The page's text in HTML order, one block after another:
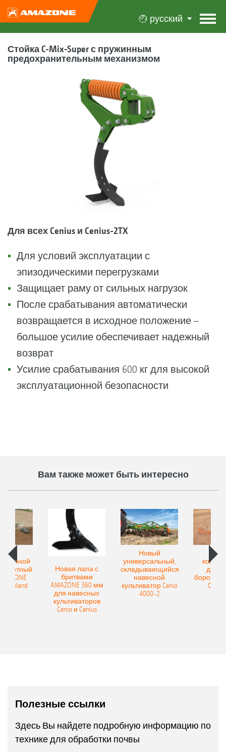
русский
Стойка C-Mix-Super с пружинным
предохранительным механизмом
Для всех Cenius и Cenius-2TX
Для условий эксплуатации с
эпизодическими перегрузками
Защищает раму от сильных нагрузок
После срабатывания автоматически
возвращается в исходное положение –
большое усилие обеспечивает надежный
возврат
Усилие срабатывания 600 кг для высокой
эксплуатационной безопасности
Вам также может быть интересно
Onland
Новая лапа с
бритвами
AMAZONE 360 мм
для навесных
культиваторов
Cenio и Cenius
Новый
универсальный,
складывающийся
навесной
культиватор Cenio
4000-2
бороны
Полезные ссылки
Здесь Вы найдете подробную информацию по
технике для обработки почвы